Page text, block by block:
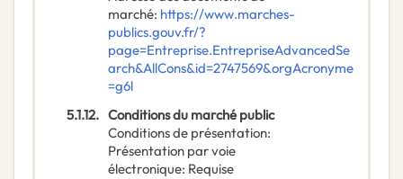
marché: https://www.marches-
publics.gouv.fr/?
page=Entreprise.EntrepriseAdvancedSe
arch&AllCons&id=2747569&orgAcronyme
=g6l
5.1.12. Conditions du marché public
Conditions de présentation:
Présentation par voie
électronique: Requise